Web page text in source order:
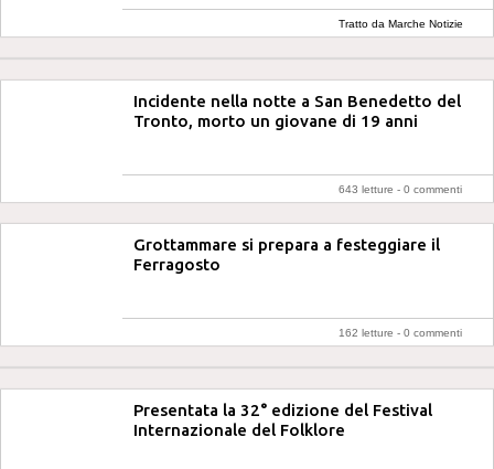
Tratto da Marche Notizie
Incidente nella notte a San Benedetto del
Tronto, morto un giovane di 19 anni
643 letture - 0 commenti
Grottammare si prepara a festeggiare il
Ferragosto
162 letture - 0 commenti
Presentata la 32° edizione del Festival
Internazionale del Folklore